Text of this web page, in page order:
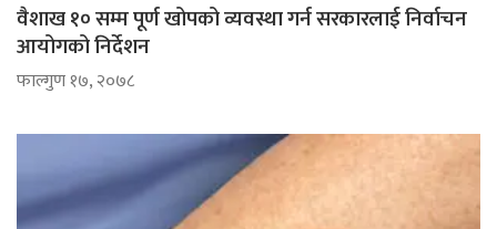
वैशाख १० सम्म पूर्ण खोपको व्यवस्था गर्न सरकारलाई निर्वाचन
आयोगको निर्देशन
फाल्गुण १७, २०७८